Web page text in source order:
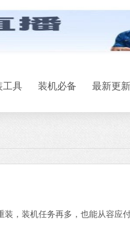
工具 装机必备 最新更新
，装机任务再多，也能从容应付